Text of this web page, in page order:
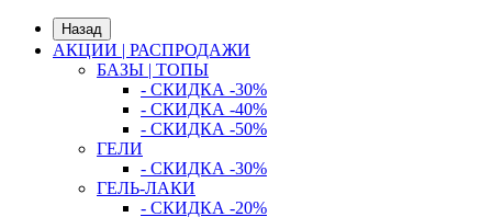
Назад
АКЦИИ | РАСПРОДАЖИ
БАЗЫ | ТОПЫ
- СКИДКА -30%
- СКИДКА -40%
- СКИДКА -50%
ГЕЛИ
- СКИДКА -30%
ГЕЛЬ-ЛАКИ
- СКИДКА -20%